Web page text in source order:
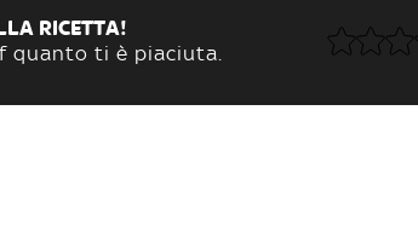
RICETTA!
quanto ti è piaciuta.